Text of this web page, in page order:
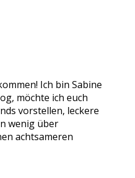
Ich bin Sabine
möchte ich euch
vorstellen, leckere
wenig über
achtsameren